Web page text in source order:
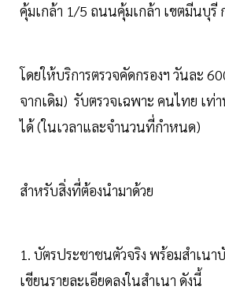
คุ้มเกล้า 1/5 ถนนคุ้มเกล้า เขตมีนบุรี
โดยให้บริการตรวจคัดกรองฯ วันละ
จากเดิม) รับตรวจเฉพาะ คนไทย เท่
ได้ (ในเวลาและจำนวนที่กำหนด)
สำหรับสิ่งที่ต้องนำมาด้วย
1. บัตรประชาชนตัวจริง พร้อมสำเน
เขียนรายละเอียดลงในสำเนา ดังนี้